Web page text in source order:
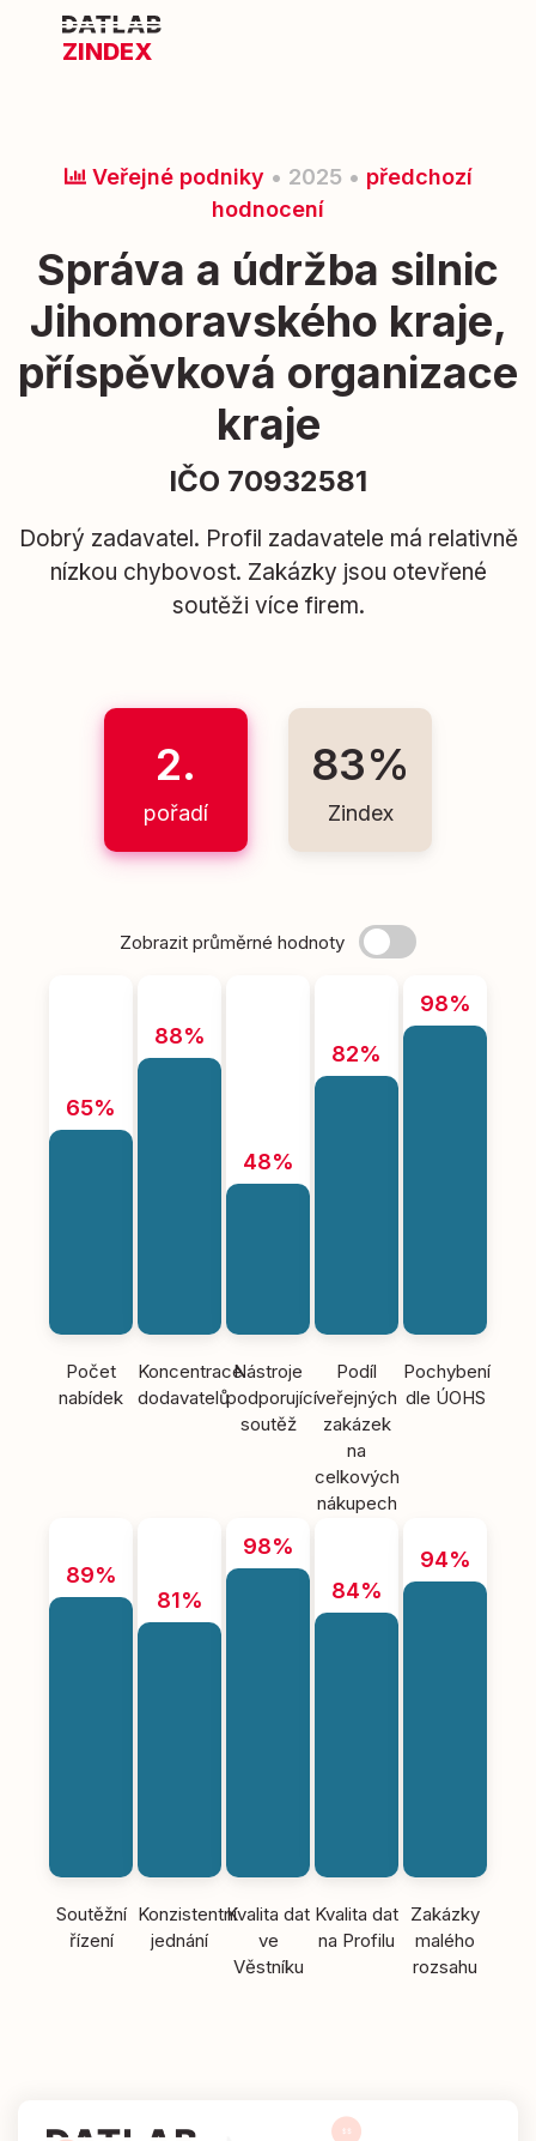
ZINDEX
Veřejné podniky • 2025 • předchozí
hodnocení
Správa a údržba silnic
Jihomoravského kraje,
příspěvková organizace
kraje
IČO 70932581
Dobrý zadavatel. Profil zadavatele má relativně
nízkou chybovost. Zakázky jsou otevřené
soutěži více firem.
2.
pořadí
83%
Zindex
Zobrazit průměrné hodnoty
65%
Počet
nabídek
88%
Koncentrace
dodavatelů
48%
Nástroje
podporující
soutěž
82%
Podíl
veřejných
zakázek
na
celkových
nákupech
98%
Pochybení
dle ÚOHS
89%
Soutěžní
řízení
81%
Konzistentní
jednání
98%
Kvalita dat
ve
Věstníku
84%
Kvalita dat
na Profilu
94%
Zakázky
malého
rozsahu